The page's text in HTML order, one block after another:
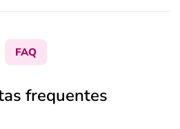
FAQ
frequentes